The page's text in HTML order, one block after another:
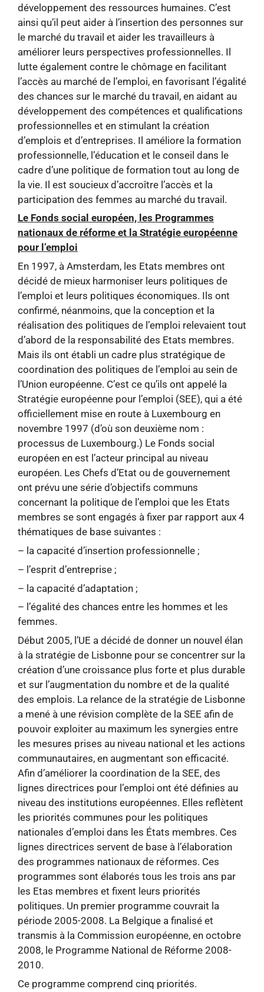
développement des ressources humaines. C’est
ainsi qu’il peut aider à l’insertion des personnes sur
le marché du travail et aider les travailleurs à
améliorer leurs perspectives professionnelles. Il
lutte également contre le chômage en facilitant
l’accès au marché de l’emploi, en favorisant l’égalité
des chances sur le marché du travail, en aidant au
développement des compétences et qualifications
professionnelles et en stimulant la création
d’emplois et d’entreprises. Il améliore la formation
professionnelle, l’éducation et le conseil dans le
cadre d’une politique de formation tout au long de
la vie. Il est soucieux d’accroître l’accès et la
participation des femmes au marché du travail.
Le Fonds social européen, les Programmes
nationaux de réforme et la Stratégie européenne
pour l’emploi
En 1997, à Amsterdam, les Etats membres ont
décidé de mieux harmoniser leurs politiques de
l’emploi et leurs politiques économiques. Ils ont
confirmé, néanmoins, que la conception et la
réalisation des politiques de l’emploi relevaient tout
d’abord de la responsabilité des Etats membres.
Mais ils ont établi un cadre plus stratégique de
coordination des politiques de l’emploi au sein de
l’Union européenne. C’est ce qu’ils ont appelé la
Stratégie européenne pour l’emploi (SEE), qui a été
officiellement mise en route à Luxembourg en
novembre 1997 (d’où son deuxième nom :
processus de Luxembourg.) Le Fonds social
européen en est l’acteur principal au niveau
européen. Les Chefs d’Etat ou de gouvernement
ont prévu une série d’objectifs communs
concernant la politique de l’emploi que les Etats
membres se sont engagés à fixer par rapport aux 4
thématiques de base suivantes :
– la capacité d’insertion professionnelle ;
– l’esprit d’entreprise ;
– la capacité d’adaptation ;
– l’égalité des chances entre les hommes et les
femmes.
Début 2005, l’UE a décidé de donner un nouvel élan
à la stratégie de Lisbonne pour se concentrer sur la
création d’une croissance plus forte et plus durable
et sur l’augmentation du nombre et de la qualité
des emplois. La relance de la stratégie de Lisbonne
a mené à une révision complète de la SEE afin de
pouvoir exploiter au maximum les synergies entre
les mesures prises au niveau national et les actions
communautaires, en augmentant son efficacité.
Afin d’améliorer la coordination de la SEE, des
lignes directrices pour l’emploi ont été définies au
niveau des institutions européennes. Elles reflètent
les priorités communes pour les politiques
nationales d’emploi dans les États membres. Ces
lignes directrices servent de base à l’élaboration
des programmes nationaux de réformes. Ces
programmes sont élaborés tous les trois ans par
les Etas membres et fixent leurs priorités
politiques. Un premier programme couvrait la
période 2005-2008. La Belgique a finalisé et
transmis à la Commission européenne, en octobre
2008, le Programme National de Réforme 2008-
2010.
Ce programme comprend cinq priorités.